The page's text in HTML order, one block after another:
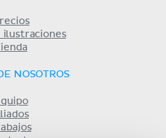
ilustraciones
NOSOTROS